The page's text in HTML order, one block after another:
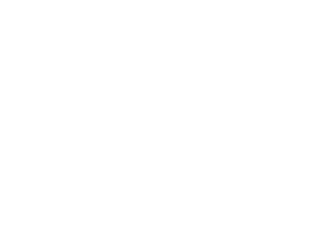
辽宁省沈阳市沈河区中街路137号亨得利名表
辽宁省沈阳市沈河区中街路83号亨得利名表